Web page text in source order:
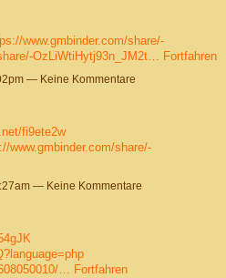
www.gmbinder.com/share/-
OzLiWtiHytj93n_JM2t… Fortfahren
— Keine Kommentare
fi9ete2w
www.gmbinder.com/share/-
— Keine Kommentare
… Fortfahren